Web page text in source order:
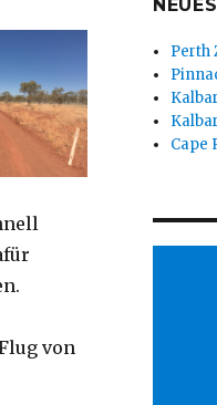
von
Perth
Cape